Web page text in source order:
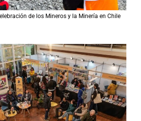
de los Mineros y la Minería en Chile